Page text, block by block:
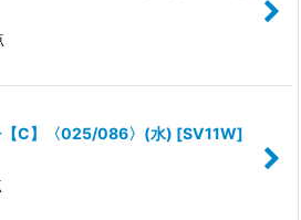
【C】〈025/086〉(水) [SV11W]